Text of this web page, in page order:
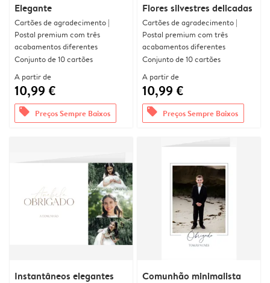
Elegante
Cartões de agradecimento |
Postal premium com três
acabamentos diferentes
Conjunto de 10 cartões
A partir de
10,99 €
offers Preços Sempre Baixos
Flores silvestres delicadas
Cartões de agradecimento |
Postal premium com três
acabamentos diferentes
Conjunto de 10 cartões
A partir de
10,99 €
offers Preços Sempre Baixos
Instantâneos elegantes Comunhão minimalista